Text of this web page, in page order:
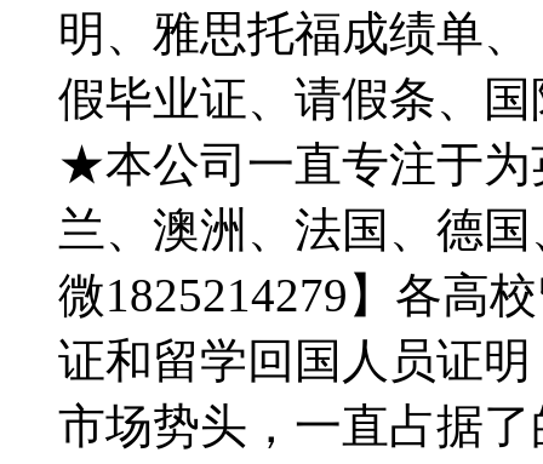
明、雅思托福成绩单
假毕业证、请假条、
★本公司一直专注于为
兰、澳洲、法国、德
微1825214279】各高
证和留学回国人员证
市场势头，一直占据